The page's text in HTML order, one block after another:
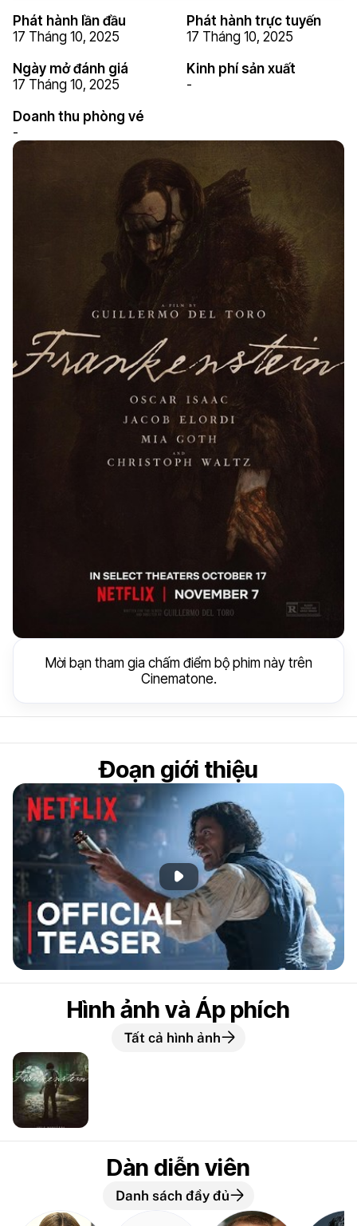
Phát hành lần đầu
17 Tháng 10, 2025
Phát hành trực tuyến
17 Tháng 10, 2025
Ngày mở đánh giá
17 Tháng 10, 2025
Kinh phí sản xuất
-
Doanh thu phòng vé
-
Mời bạn tham gia chấm điểm bộ phim này trên
Cinematone.
Đoạn giới thiệu
Phát đoạn giới thiệu
Hình ảnh và Áp phích
Tất cả hình ảnh
Dàn diễn viên
Danh sách đầy đủ